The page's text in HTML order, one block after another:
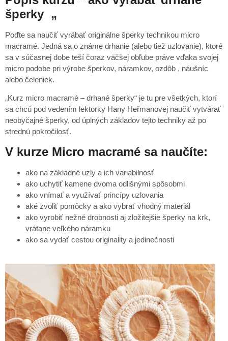
šperky „
Poďte sa naučiť vyrábať originálne šperky technikou micro
macramé. Jedná sa o známe drhanie (alebo tiež uzlovanie), ktoré
sa v súčasnej dobe teší čoraz väčšej obľube práve vďaka svojej
micro podobe pri výrobe šperkov, náramkov, ozdôb , náušníc
alebo čeleniek.
„Kurz micro macramé – drhané šperky“ je tu pre všetkých, ktorí
sa chcú pod vedením lektorky Hany Heřmanovej naučiť vytvárať
neobyčajné šperky, od úplných základov tejto techniky až po
strednú pokročilosť.
V kurze Micro macramé sa naučíte:
ako na základné uzly a ich variabilnosť
ako uchytiť kamene dvoma odlišnými spôsobmi
ako vnímať a využívať princípy uzlovania
aké zvoliť pomôcky a ako vybrať vhodný materiál
ako vyrobiť nežné drobnosti aj zložitejšie šperky na krk,
vrátane veľkého náramku
ako sa vydať cestou originality a jedinečnosti